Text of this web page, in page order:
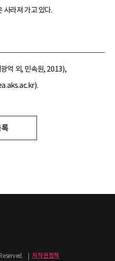
사라져 가고 있다.
억 외, 민속원, 2013),
저작권정책